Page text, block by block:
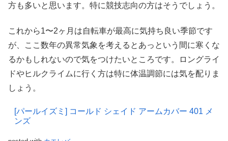
方も多いと思います。特に競技志向の方はそうでしょう。
これから1〜2ヶ月は自転車が最高に気持ち良い季節です
が、ここ数年の異常気象を考えるとあっという間に寒くな
るかもしれないので気をつけたいところです。ロングライ
ドやヒルクライムに行く方は特に体温調節には気を配りま
しょう。
[パールイズミ] コールド シェイド アームカバー 401 メ
ンズ